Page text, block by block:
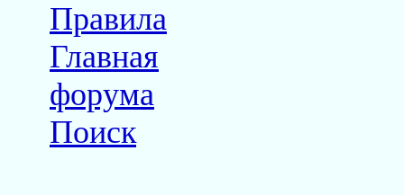
Правила
Главная
форума
Поиск